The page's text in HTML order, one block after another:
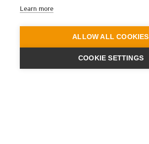
Learn more
ALLOW ALL COOKIES
COOKIE SETTINGS